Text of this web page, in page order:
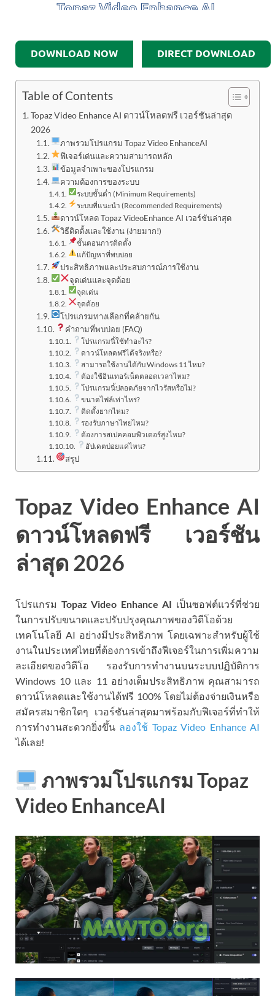
DOWNLOAD NOW DIRECT DOWNLOAD
Table of Contents
Topaz Video Enhance AI ดาวน์โหลดฟรี เวอร์ชันล่าสุด
2026
ภาพรวมโปรแกรม Topaz Video EnhanceAI
ฟีเจอร์เด่นและความสามารถหลัก
ข้อมูลจำเพาะของโปรแกรม
ความต้องการของระบบ
ระบบขั้นต่ำ (Minimum Requirements)
ระบบที่แนะนำ (Recommended Requirements)
ดาวน์โหลด Topaz VideoEnhance AI เวอร์ชันล่าสุด
วิธีติดตั้งและใช้งาน (ง่ายมาก!)
ขั้นตอนการติดตั้ง
แก้ปัญหาที่พบบ่อย
ประสิทธิภาพและประสบการณ์การใช้งาน
จุดเด่นและจุดด้อย
จุดเด่น
จุดด้อย
โปรแกรมทางเลือกที่คล้ายกัน
คำถามที่พบบ่อย (FAQ)
โปรแกรมนี้ใช้ทำอะไร?
ดาวน์โหลดฟรีได้จริงหรือ?
สามารถใช้งานได้กับ Windows 11 ไหม?
ต้องใช้อินเทอร์เน็ตตลอดเวลาไหม?
โปรแกรมนี้ปลอดภัยจากไวรัสหรือไม่?
ขนาดไฟล์เท่าไหร่?
ติดตั้งยากไหม?
รองรับภาษาไทยไหม?
ต้องการสเปคคอมพิวเตอร์สูงไหม?
อัปเดตบ่อยแค่ไหน?
สรุป
Topaz Video Enhance AI
ดาวน์โหลดฟรี เวอร์ชัน
ล่าสุด 2026
โปรแกรม Topaz Video Enhance AI เป็นซอฟต์แวร์ที่ช่วย
ในการปรับขนาดและปรับปรุงคุณภาพของวิดีโอด้วย
เทคโนโลยี AI อย่างมีประสิทธิภาพ โดยเฉพาะสำหรับผู้ใช้
งานในประเทศไทยที่ต้องการเข้าถึงฟีเจอร์ในการเพิ่มความ
ละเอียดของวิดีโอ รองรับการทำงานบนระบบปฏิบัติการ
Windows 10 และ 11 อย่างเต็มประสิทธิภาพ คุณสามารถ
ดาวน์โหลดและใช้งานได้ฟรี 100% โดยไม่ต้องจ่ายเงินหรือ
สมัครสมาชิกใดๆ เวอร์ชันล่าสุดมาพร้อมกับฟีเจอร์ที่ทำให้
การทำงานสะดวกยิ่งขึ้น ลองใช้ Topaz Video Enhance AI
ได้เลย!
ภาพรวมโปรแกรม Topaz
Video EnhanceAI